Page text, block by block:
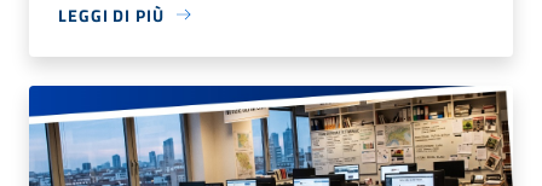
LEGGI DI PIÙ